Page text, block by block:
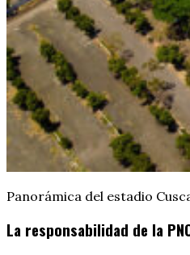
Panorámica del estadio
La responsabilidad de la